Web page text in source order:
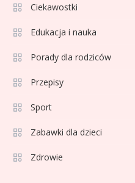
Ciekawostki
Edukacja i nauka
Porady dla rodziców
Przepisy
Sport
Zabawki dla dzieci
Zdrowie
Adamek